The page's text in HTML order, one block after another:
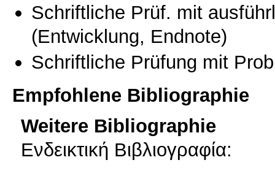
Schriftliche Prüf. mit
(Entwicklung, Endnote)
Schriftliche Prüfung mit
Empfohlene Bibliographie
Weitere Bibliographie
Ενδεικτική Βιβλιογραφία: